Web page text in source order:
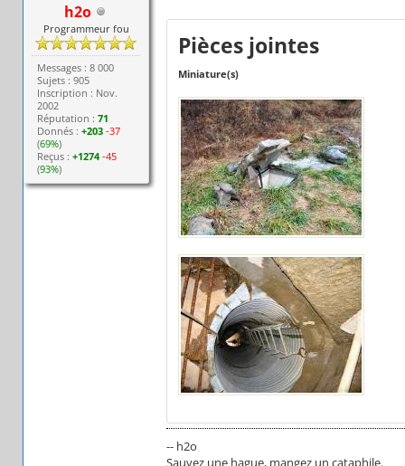
h2o
Programmeur fou
Messages : 8 000
Sujets : 905
Inscription : Nov.
2002
Réputation :71
Donnés :+203 -37
(69%)
Reçus :+1274 -45
(93%)
Pièces jointes
Miniature(s)
-- h2o
Sauvez une hague, mangez un cataphile.